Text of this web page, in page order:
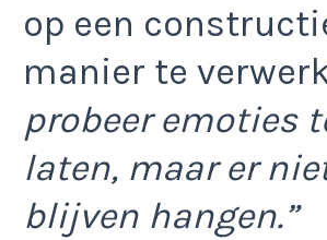
op een
manier te
probeer emoties
laten, maar er
blijven hangen.”